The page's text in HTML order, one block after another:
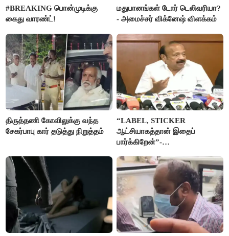
#BREAKING பொன்முடிக்கு
கைது வாரண்ட்!
மதுபானங்கள் டோர் டெலிவரியா?
- அமைச்சர் விக்னேஷ் விளக்கம்
திருத்தணி கோவிலுக்கு வந்த
சேகர்பாபு கார் தடுத்து நிறுத்தம்
“LABEL, STICKER
ஆட்சியாகத்தான் இதைப்
பார்க்கிறேன்”-